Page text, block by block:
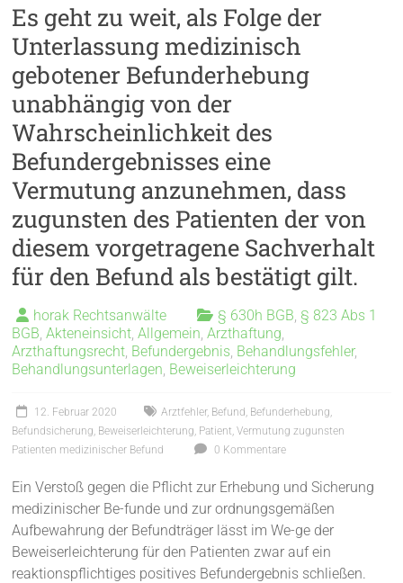
Es geht zu weit, als Folge der
Unterlassung medizinisch
gebotener Befunderhebung
unabhängig von der
Wahrscheinlichkeit des
Befundergebnisses eine
Vermutung anzunehmen, dass
zugunsten des Patienten der von
diesem vorgetragene Sachverhalt
für den Befund als bestätigt gilt.
horak Rechtsanwälte § 630h BGB § 823 Abs 1
BGB ,Akteneinsicht ,Allgemein ,Arzthaftung
Arzthaftungsrecht Befundergebnis Behandlungsfehler,
Behandlungsunterlagen Beweiserleichterung
12. Februar 2020 Arztfehler, Befund Befunderhebung
Befundsicherung Beweiserleichterung Patient ,Vermutung zugunsten
Patienten medizinischer Befund
0 Kommentare
Ein Verstoß gegen die Pflicht zur Erhebung und Sicherung
medizinischer Be-funde und zur ordnungsgemäßen
Aufbewahrung der Befundträger lässt im We-ge der
Beweiserleichterung für den Patienten zwar auf ein
reaktionspflichtiges positives Befundergebnis schließen.